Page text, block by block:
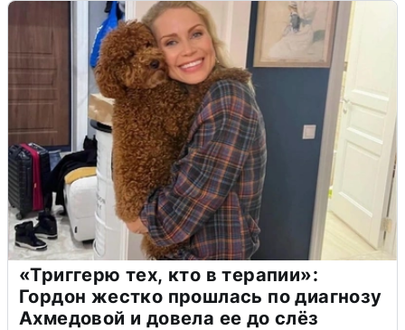
«Триггерю тех, кто в терапии»:
Гордон жестко прошлась по диагнозу
Ахмедовой и довела ее до слёз